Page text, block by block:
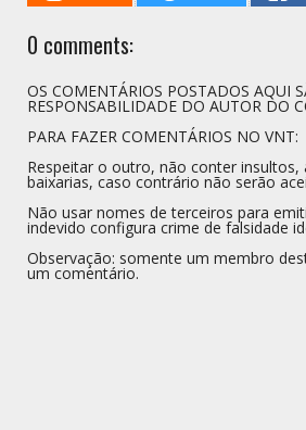
0 comments:
OS COMENTÁRIOS POSTADOS AQUI
RESPONSABILIDADE DO AUTOR DO
PARA FAZER COMENTÁRIOS NO VNT:
Respeitar o outro, não conter insultos,
baixarias, caso contrário não serão
Não usar nomes de terceiros para
indevido configura crime de falsidade
Observação: somente um membro
um comentário.